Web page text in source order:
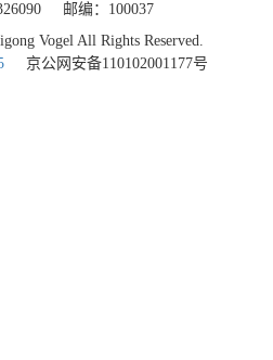
邮编：100037
Vogel All Rights Reserved.
京公网安备110102001177号